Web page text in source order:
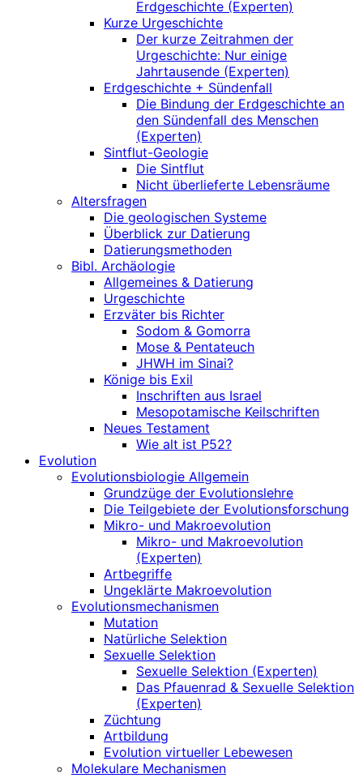
Erdgeschichte (Experten)
Kurze Urgeschichte
Der kurze Zeitrahmen der
Urgeschichte: Nur einige
Jahrtausende (Experten)
Erdgeschichte + Sündenfall
Die Bindung der Erdgeschichte an
den Sündenfall des Menschen
(Experten)
Sintflut-Geologie
Die Sintflut
Nicht überlieferte Lebensräume
Altersfragen
Die geologischen Systeme
Überblick zur Datierung
Datierungsmethoden
Bibl. Archäologie
Allgemeines & Datierung
Urgeschichte
Erzväter bis Richter
Sodom & Gomorra
Mose & Pentateuch
JHWH im Sinai?
Könige bis Exil
Inschriften aus Israel
Mesopotamische Keilschriften
Neues Testament
Wie alt ist P52?
Evolution
Evolutionsbiologie Allgemein
Grundzüge der Evolutionslehre
Die Teilgebiete der Evolutionsforschung
Mikro- und Makroevolution
Mikro- und Makroevolution
(Experten)
Artbegriffe
Ungeklärte Makroevolution
Evolutionsmechanismen
Mutation
Natürliche Selektion
Sexuelle Selektion
Sexuelle Selektion (Experten)
Das Pfauenrad & Sexuelle Selektion
(Experten)
Züchtung
Artbildung
Evolution virtueller Lebewesen
Molekulare Mechanismen